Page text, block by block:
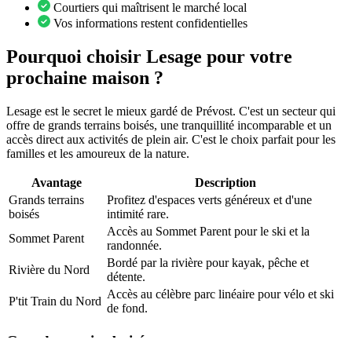
Courtiers qui maîtrisent le marché local
Vos informations restent confidentielles
Pourquoi choisir Lesage pour votre
prochaine maison ?
Lesage est le secret le mieux gardé de Prévost. C'est un secteur qui
offre de grands terrains boisés, une tranquillité incomparable et un
accès direct aux activités de plein air. C'est le choix parfait pour les
familles et les amoureux de la nature.
Avantage
Description
Grands terrains
boisés
Profitez d'espaces verts généreux et d'une
intimité rare.
Sommet Parent
Accès au Sommet Parent pour le ski et la
randonnée.
Rivière du Nord
Bordé par la rivière pour kayak, pêche et
détente.
P'tit Train du Nord
Accès au célèbre parc linéaire pour vélo et ski
de fond.
Grands terrains boisés